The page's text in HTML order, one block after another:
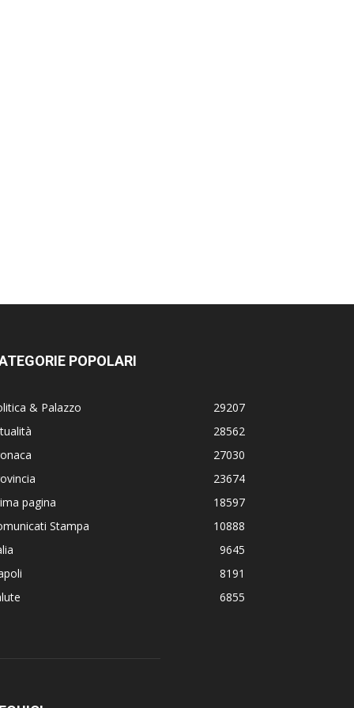
POPOLARI
& Palazzo
29207
28562
27030
23674
pagina
18597
Stampa
10888
9645
8191
6855